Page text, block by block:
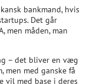
bankmand, hvis
Det går
men måden, man
– det bliver en væg
med ganske få
vil med base i deres